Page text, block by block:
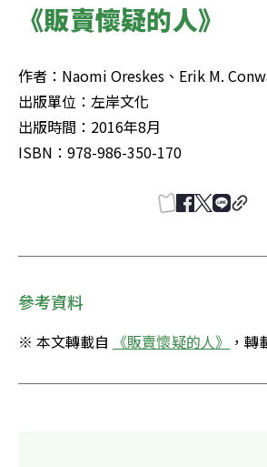
《販賣懷疑的人》
作者：Naomi Oreskes、Erik M.
出版單位：左岸文化
出版時間：2016年8月
ISBN：978-986-350-170
參考資料
※ 本文轉載自 《販賣懷疑的人》 ，轉